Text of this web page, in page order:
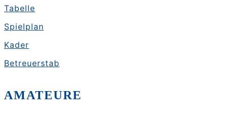
Tabelle
Spielplan
Kader
Betreuerstab
AMATEURE